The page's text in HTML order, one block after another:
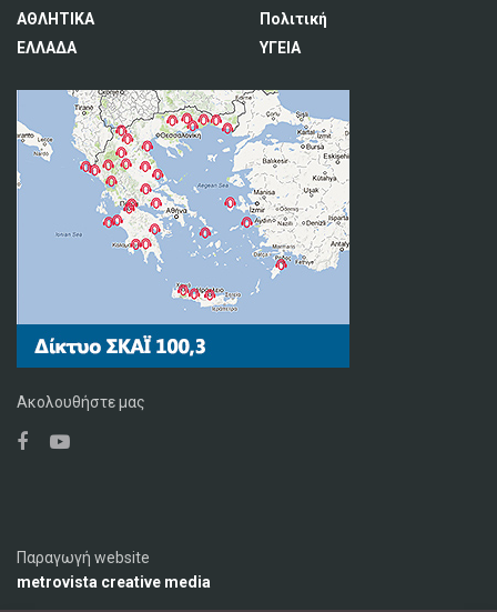
ΑΘΛΗΤΙΚΑ
ΕΛΛΑΔΑ
Πολιτική
ΥΓΕΙΑ
Ακολουθήστε μας
Παραγωγή website
metrovista creative media